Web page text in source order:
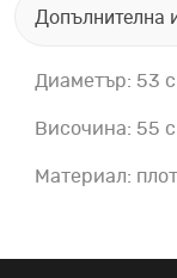
Допълнителна
Диаметър: 53
Височина: 55
Материал: